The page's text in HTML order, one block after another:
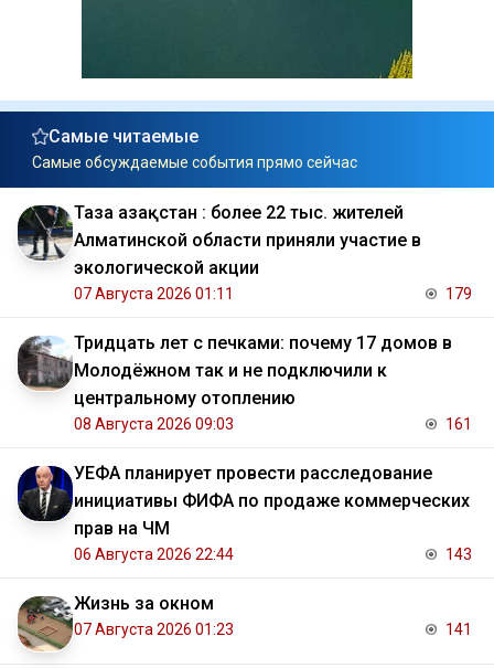
Самые читаемые
Самые обсуждаемые события прямо сейчас
Таза Қазақстан : более 22 тыс. жителей
Алматинской области приняли участие в
экологической акции
07 Августа 2026 01:11 179
Тридцать лет с печками: почему 17 домов в
Молодёжном так и не подключили к
центральному отоплению
08 Августа 2026 09:03 161
УЕФА планирует провести расследование
инициативы ФИФА по продаже коммерческих
прав на ЧМ
06 Августа 2026 22:44 143
Жизнь за окном
07 Августа 2026 01:23 141